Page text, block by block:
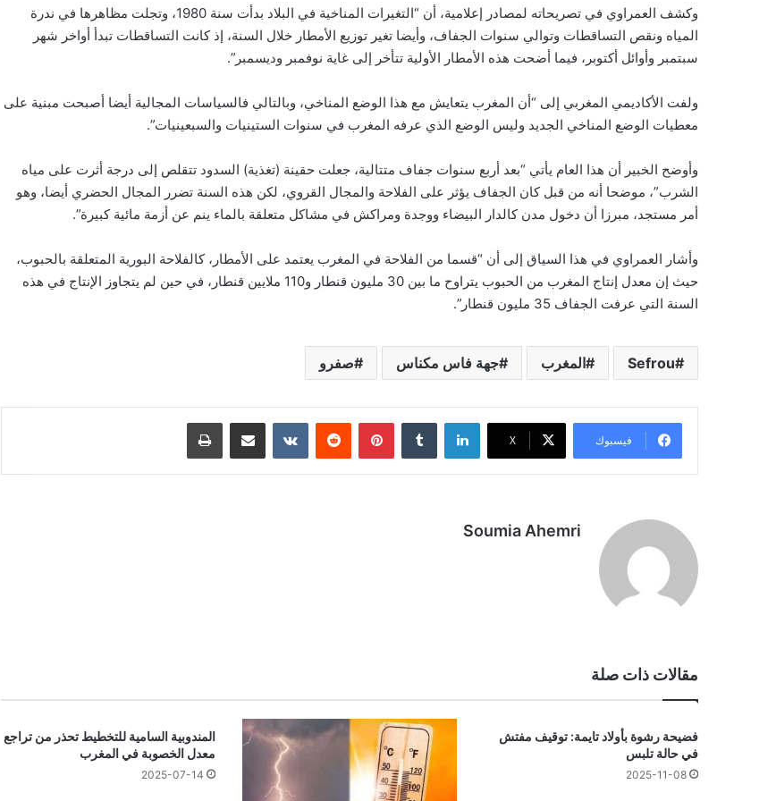
وكشف العمراوي في تصريحاته لمصادر إعلامية، أن “التغيرات المناخية في البلاد بدأت سنة 1980، وتجلت مظاهرها في ندرة
المياه ونقص التساقطات وتوالي سنوات الجفاف، وأيضا تغير توزيع الأمطار خلال السنة، إذ كانت التساقطات تبدأ أواخر شهر
سبتمبر وأوائل أكتوبر، فيما أضحت هذه الأمطار الأولية تتأخر إلى غاية نوفمبر وديسمبر”.
ولفت الأكاديمي المغربي إلى “أن المغرب يتعايش مع هذا الوضع المناخي، وبالتالي فالسياسات المجالية أيضا أصبحت مبنية على
معطيات الوضع المناخي الجديد وليس الوضع الذي عرفه المغرب في سنوات الستينيات والسبعينيات”.
وأوضح الخبير أن هذا العام يأتي “بعد أربع سنوات جفاف متتالية، جعلت حقينة (تغذية) السدود تتقلص إلى درجة أثرت على مياه
الشرب”، موضحا أنه من قبل كان الجفاف يؤثر على الفلاحة والمجال القروي، لكن هذه السنة تضرر المجال الحضري أيضا، وهو
أمر مستجد، مبرزا أن دخول مدن كالدار البيضاء ووجدة ومراكش في مشاكل متعلقة بالماء ينم عن أزمة مائية كبيرة”.
وأشار العمراوي في هذا السياق إلى أن “قسما من الفلاحة في المغرب يعتمد على الأمطار، كالفلاحة البورية المتعلقة بالحبوب،
حيث إن معدل إنتاج المغرب من الحبوب يتراوح ما بين 30 مليون قنطار و110 ملايين قنطار، في حين لم يتجاوز الإنتاج في هذه
السنة التي عرفت الجفاف 35 مليون قنطار”.
Sefrou المغرب جهة فاس مكناس صفرو
فيسبوك ‫X
لينكدإن بينتيريست مشاركة عبر البريد طباعة
Soumia Ahemri
مقالات ذات صلة
فضيحة رشوة بأولاد تايمة: توقيف مفتش
في حالة تلبس
2025-11-08
المندوبية السامية للتخطيط تحذر من تراجع
معدل الخصوبة في المغرب
2025-07-14